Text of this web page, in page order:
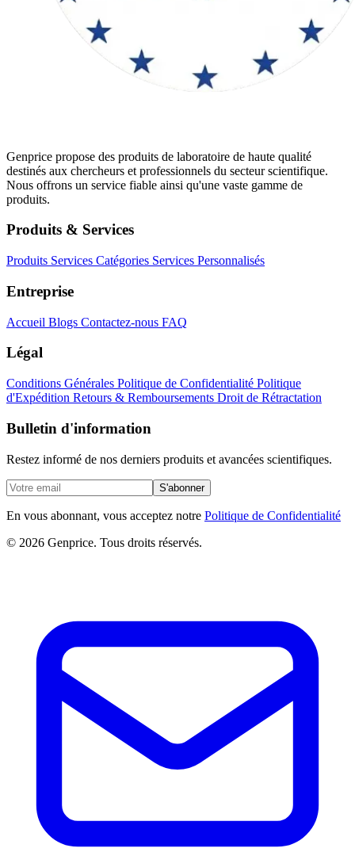
Genprice propose des produits de laboratoire de haute qualité
destinés aux chercheurs et professionnels du secteur scientifique.
Nous offrons un service fiable ainsi qu'une vaste gamme de
produits.
Produits & Services
Produits Services Catégories Services Personnalisés
Entreprise
Accueil Blogs Contactez-nous FAQ
Légal
Conditions Générales Politique de Confidentialité Politique
d'Expédition Retours & Remboursements Droit de Rétractation
Bulletin d'information
Restez informé de nos derniers produits et avancées scientifiques.
S'abonner
En vous abonnant, vous acceptez notre Politique de Confidentialité
© 2026 Genprice. Tous droits réservés.